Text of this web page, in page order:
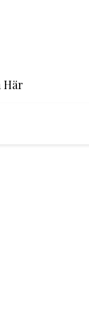
Här